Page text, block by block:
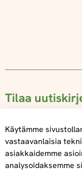
Tilaa
Käytämme
vastaavanlaisia
asiakkaidemme
analysoidaksemme